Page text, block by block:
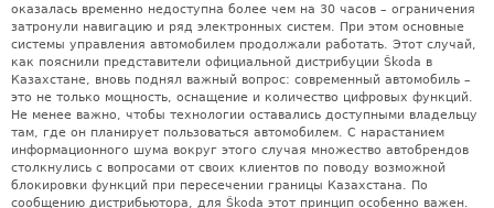
оказалась временно недоступна более чем на 30 часов – ограничения
затронули навигацию и ряд электронных систем. При этом основные
системы управления автомобилем продолжали работать. Этот случай,
как пояснили представители официальной дистрибуции Škoda в
Казахстане, вновь поднял важный вопрос: современный автомобиль –
это не только мощность, оснащение и количество цифровых функций.
Не менее важно, чтобы технологии оставались доступными владельцу
там, где он планирует пользоваться автомобилем. С нарастанием
информационного шума вокруг этого случая множество автобрендов
столкнулись с вопросами от своих клиентов по поводу возможной
блокировки функций при пересечении границы Казахстана. По
сообщению дистрибьютора, для Škoda этот принцип особенно важен.